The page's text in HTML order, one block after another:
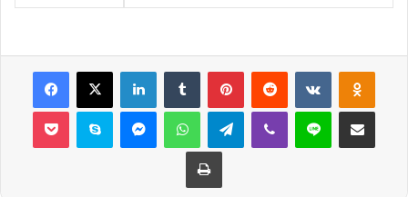
Facebook
X LinkedInTumblr PinterestReddit VKontakte
Pocket Skype MessengerWhatsAppTelegramViber Line E-Posta ile
Yazdır